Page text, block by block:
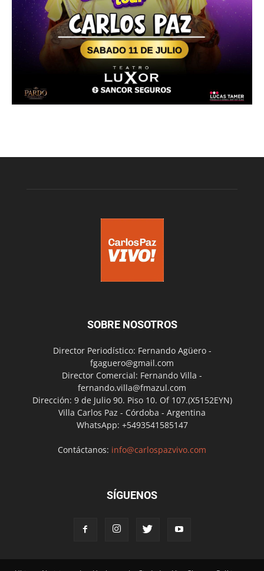
SOBRE NOSOTROS
Director Periodístico: Fernando Agüero -
fgaguero@gmail.com
Director Comercial: Fernando Villa -
fernando.villa@fmazul.com
Dirección: 9 de Julio 90. Piso 10. Of 107.(X5152EYN)
Villa Carlos Paz - Córdoba - Argentina
WhatsApp: +5493541585147
Contáctanos: info@carlospazvivo.com
SÍGUENOS